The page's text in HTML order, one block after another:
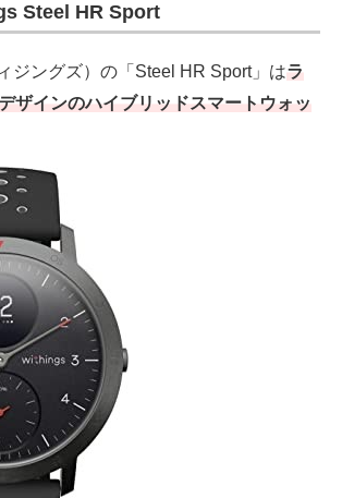
Steel HR Sport
ジングズ）の「Steel HR Sport」はラ
ザインのハイブリッドスマートウォッ